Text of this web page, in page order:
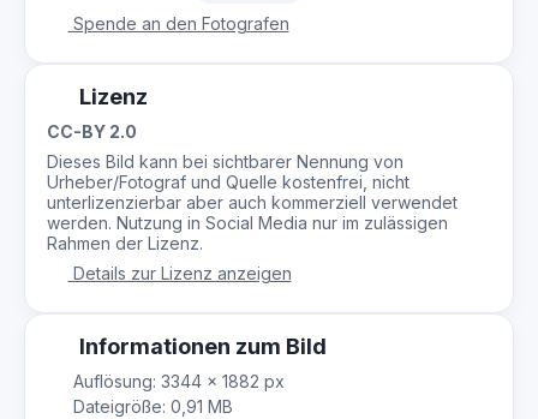
Spende an den Fotografen
Lizenz
CC-BY 2.0
Dieses Bild kann bei sichtbarer Nennung von
Urheber/Fotograf und Quelle kostenfrei, nicht
unterlizenzierbar aber auch kommerziell verwendet
werden. Nutzung in Social Media nur im zulässigen
Rahmen der Lizenz.
Details zur Lizenz anzeigen
Informationen zum Bild
Auflösung: 3344 × 1882 px
Dateigröße: 0,91 MB